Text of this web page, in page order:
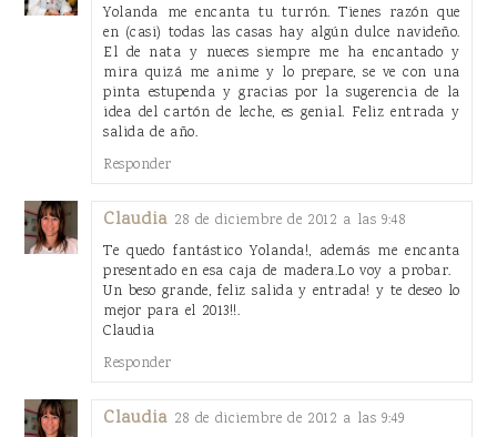
Yolanda me encanta tu turrón. Tienes razón que
en (casi) todas las casas hay algún dulce navideño.
El de nata y nueces siempre me ha encantado y
mira quizá me anime y lo prepare, se ve con una
pinta estupenda y gracias por la sugerencia de la
idea del cartón de leche, es genial. Feliz entrada y
salida de año.
Responder
Claudia 28 de diciembre de 2012 a las 9:48
Te quedo fantástico Yolanda!, además me encanta
presentado en esa caja de madera.Lo voy a probar.
Un beso grande, feliz salida y entrada! y te deseo lo
mejor para el 2013!!.
Claudia
Responder
Claudia 28 de diciembre de 2012 a las 9:49